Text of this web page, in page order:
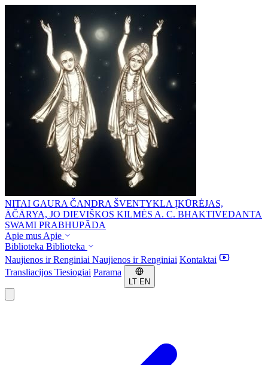
NITAI GAURA ČANDRA ŠVENTYKLA ĮKŪRĖJAS,
ĀČĀRYA, JO DIEVIŠKOS KILMĖS A. C. BHAKTIVEDANTA
SWAMI PRABHUPĀDA
Apie mus Apie
Biblioteka Biblioteka
Naujienos ir Renginiai Naujienos ir Renginiai Kontaktai
Transliacijos Tiesiogiai Parama
LT EN